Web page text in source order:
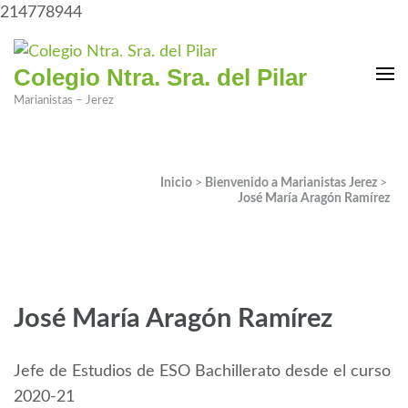
214778944
Colegio Ntra. Sra. del Pilar
Marianistas – Jerez
Inicio > Bienvenido a Marianistas Jerez >
José María Aragón Ramírez
José María Aragón Ramírez
Jefe de Estudios de ESO Bachillerato desde el curso
2020-21